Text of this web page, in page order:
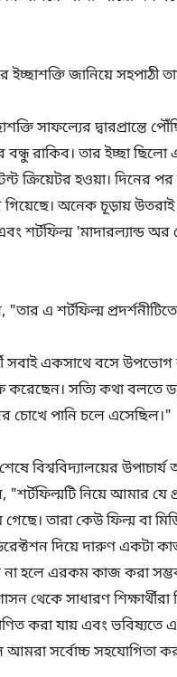
ইচ্ছাশক্তি জানিয়ে সহপাঠী
সাফল্যের দ্বারপ্রান্তে
বন্ধু রাকিব। তার ইচ্ছা
ক্রিয়েটর হওয়া। দিনের
অনেক চূড়ায় উতরাই
শর্টফিল্ম 'মাদারল্যান্ড অর
এ শর্টফিল্ম প্রদর্শনীটিতে
সবাই একসাথে বসে
করেছেন। সত্যি কথা বলতে
চোখে পানি চলে এসেছিল।"
বিশ্ববিদ্যালয়ের
নিয়ে আমার যে
তারা কেউ ফিল্ম বা
দিয়ে দারুণ একটা
না হলে এরকম কাজ করা
থেকে সাধারণ
করা যায় এবং ভবিষ্যতে
আমরা সর্বোচ্চ সহযোগিতা